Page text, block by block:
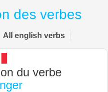
des verbes
All english verbs
du verbe